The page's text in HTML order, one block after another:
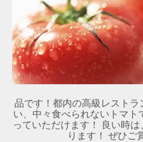
品です！都内の高級レスト
い、中々食べられないトマト
っていただけます！ 良い時
ります！ ぜひご